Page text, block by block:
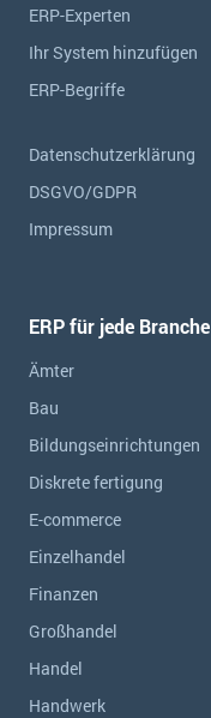
ERP-Experten
Ihr System hinzufügen
ERP-Begriffe
Datenschutzerklärung
DSGVO/GDPR
Impressum
ERP für jede Branche
Ämter
Bau
Bildungseinrichtungen
Diskrete fertigung
E-commerce
Einzelhandel
Finanzen
Großhandel
Handel
Handwerk